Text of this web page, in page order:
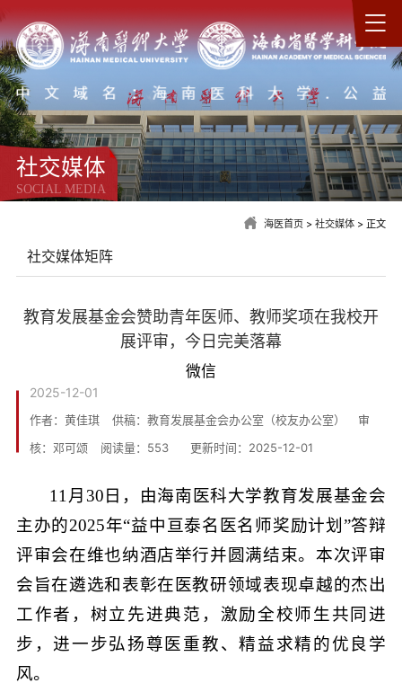
社交媒体
SOCIAL MEDIA
海医首页 >社交媒体 > 正文
社交媒体矩阵
教育发展基金会赞助青年医师、教师奖项在我校开
展评审，今日完美落幕
微信
2025-12-01
作者：黄佳琪 供稿：教育发展基金会办公室（校友办公室）
审
核：邓可颂
阅读量： 553 更新时间：2025-12-01
11月30日，由海南医科大学教育发展基金会
主办的2025年“益中亘泰名医名师奖励计划”答辩
评审会在维也纳酒店举行并圆满结束。本次评审
会旨在遴选和表彰在医教研领域表现卓越的杰出
工作者，树立先进典范，激励全校师生共同进
步，进一步弘扬尊医重教、精益求精的优良学
风。